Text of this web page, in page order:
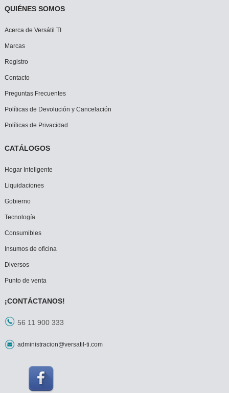
QUIÉNES SOMOS
Acerca de Versátil TI
Marcas
Registro
Contacto
Preguntas Frecuentes
Políticas de Devolución y Cancelación
Políticas de Privacidad
CATÁLOGOS
Hogar Inteligente
Liquidaciones
Gobierno
Tecnología
Consumibles
Insumos de oficina
Diversos
Punto de venta
¡CONTÁCTANOS!
56 11 900 333
administracion@versatil-ti.com